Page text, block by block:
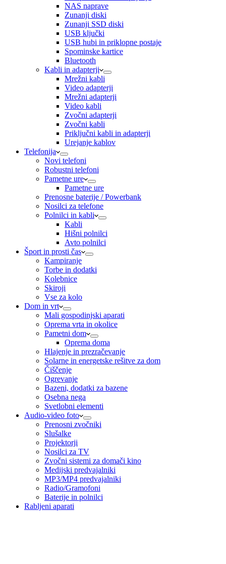
NAS naprave
Zunanji diski
Zunanji SSD diski
USB ključki
USB hubi in priklopne postaje
Spominske kartice
Bluetooth
Kabli in adapterji
Mrežni kabli
Video adapterji
Mrežni adapterji
Video kabli
Zvočni adapterji
Zvočni kabli
Priključni kabli in adapterji
Urejanje kablov
Telefonija
Novi telefoni
Robustni telefoni
Pametne ure
Pametne ure
Prenosne baterije / Powerbank
Nosilci za telefone
Polnilci in kabli
Kabli
Hišni polnilci
Avto polnilci
Šport in prosti čas
Kampiranje
Torbe in dodatki
Kolebnice
Skiroji
Vse za kolo
Dom in vrt
Mali gospodinjski aparati
Oprema vrta in okolice
Pametni dom
Oprema doma
Hlajenje in prezračevanje
Solarne in energetske rešitve za dom
Čiščenje
Ogrevanje
Bazeni, dodatki za bazene
Osebna nega
Svetlobni elementi
Audio-video foto
Prenosni zvočniki
Slušalke
Projektorji
Nosilci za TV
Zvočni sistemi za domači kino
Medijski predvajalniki
MP3/MP4 predvajalniki
Radio/Gramofoni
Baterije in polnilci
Rabljeni aparati